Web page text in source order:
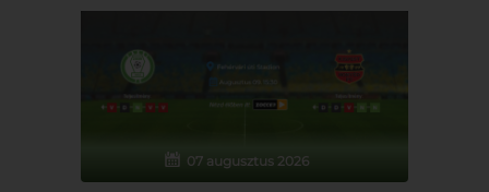
07 augusztus 2026